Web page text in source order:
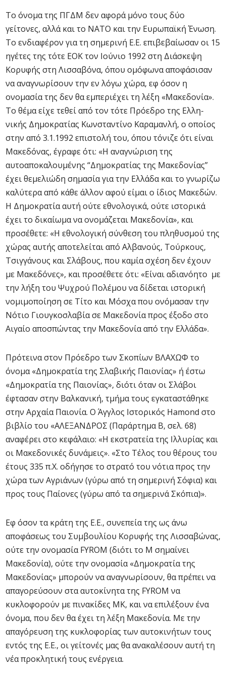
Το όνομα της ΠΓΔΜ δεν αφορά μόνο τους δύο
γείτονες, αλλά και το ΝΑΤΟ και την Ευρωπαϊκή Ένωση.
Το ενδιαφέρον για τη σημερινή Ε.Ε. επιβεβαίωσαν οι 15
ηγέτες της τότε ΕΟΚ τον Ιούνιο 1992 στη Διάσκεψη
Κορυφής στη Λισσαβόνα, όπου ομόφωνα α­ποφάσισαν
να αναγνωρίσουν την εν λόγω χώρα, εφ όσον η
ονομασία της δεν θα εμπεριέχει τη λέξη «Μα­κεδονία».
Το θέμα είχε τεθεί από τον τότε Πρόεδρο της Ελλη­
νικής Δημοκρατίας Κωνσταντίνο Καραμανλή, ο οποίος
στην από 3.1.1992 επιστολή του, όπου τόνιζε ότι είναι
Μακεδόνας, έγραφε ότι: «Η αναγνώριση της
αυτοαποκαλουμένης “Δημοκρατίας της Μακεδονίας”
έχει θεμελιώδη σημασία για την Ελλάδα και το γνωρίζω
καλύτερα από κάθε άλλον αφού είμαι ο ίδιος Μακεδών.
Η Δημοκρατία αυτή ούτε εθνολογικά, ούτε ιστορικά
έχει το δικαίωμα να ονομάζεται Μακεδονία», και
προσέθετε: «Η εθνολογική σύνθεση του πληθυσμού της
χώρας αυτής αποτελείται από Αλβανούς, Τούρκους,
Τσιγγάνους και Σλάβους, που καμία σχέση δεν έχουν
με Μακεδόνες», και προσέθετε ότι: «Είναι αδιανόητο με
την λήξη του Ψυχρού Πολέμου να δίδεται ιστορική
νομιμοποίηση σε Τίτο και Μόσχα που ονόμασαν την
Νότιο Γιουγκοσλαβία σε Μακεδονία προς έξοδο στο
Αιγαίο αποσπώντας την Μακεδονία από την Ελλάδα».
Πρότεινα στον Πρόεδρο των Σκοπίων ΒΛΑΧΩΦ το
όνομα «Δημοκρατία της Σλαβικής Παιονίας» ή έστω
«Δημοκρατία της Παιονίας», διότι όταν οι Σλάβοι
έφτασαν στην Βαλκανική, τμήμα τους εγκαταστάθηκε
στην Αρχαία Παιονία. Ο Άγγλος Ιστορικός Ηamond στο
βιβλίο του «ΑΛΕΞΑΝΔΡΟΣ (Παράρτημα Β, σελ. 68)
αναφέρει στο κεφάλαιο: «Η εκστρατεία της Ιλλυρίας και
οι Μακεδονικές δυνάμεις». «Στο Τέλος του θέρους του
έτους 335 π.Χ. οδήγησε το στρατό του νότια προς την
χώρα των Αγριάνων (γύρω από τη σημερινή Σόφια) και
προς τους Παίονες (γύρω από τα σημερινά Σκόπια)».
Εφ όσον τα κράτη της Ε.Ε., συνεπεία της ως άνω
αποφάσεως του Συμβουλίου Κορυφής της Λισσαβώνας,
ούτε την ονομασία FYROM (διότι το Μ σημαίνει
Μακεδονία), ούτε την ονομασία «Δημοκρατία της
Μακεδονίας» μπορούν να αναγνωρίσουν, θα πρέπει να
απαγορεύσουν στα αυτοκίνητα της FYROM να
κυκλοφορούν με πινακίδες ΜΚ, και να επιλέξουν ένα
όνομα, που δεν θα έχει τη λέξη Μακεδονία. Με την
απαγόρευση της κυκλοφορίας των αυτοκινήτων τους
εντός της Ε.Ε., οι γείτονές μας θα ανακαλέσουν αυτή τη
νέα προκλητική τους ενέργεια.